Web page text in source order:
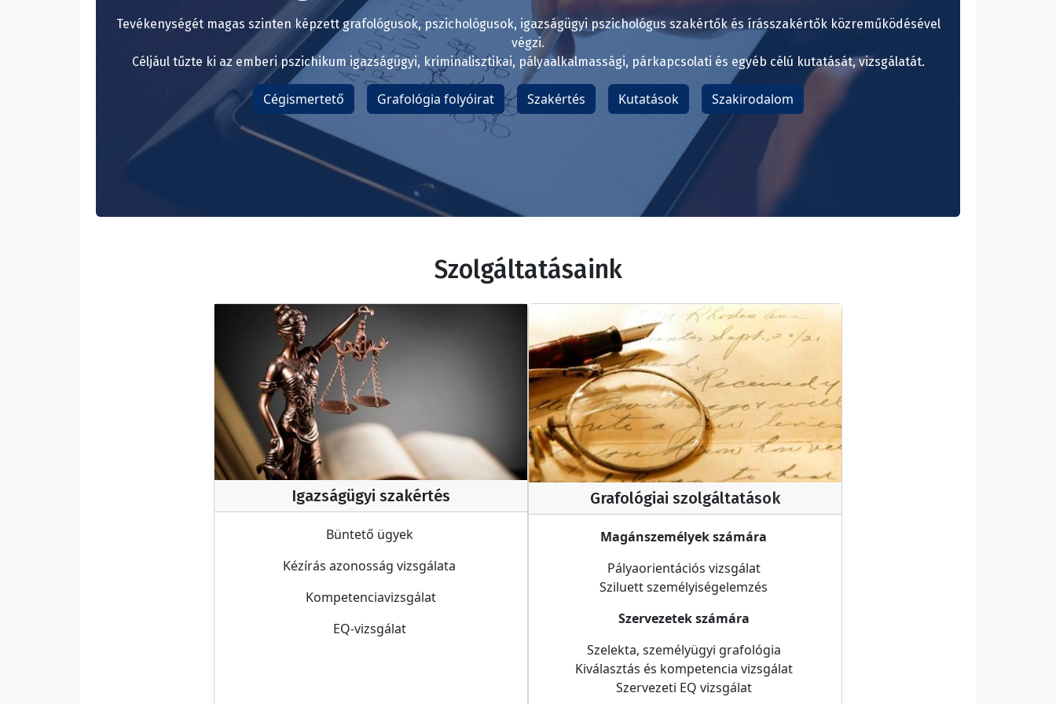
Tevékenységét magas szinten képzett grafológusok, pszichológusok, igazságügyi pszichológus szakértők és írásszakértők közreműködésével
végzi.
Céljául tűzte ki az emberi pszichikum igazságügyi, kriminalisztikai, pályaalkalmassági, párkapcsolati és egyéb célú kutatását, vizsgálatát.
Cégismertető Grafológia folyóirat Szakértés Kutatások Szakirodalom
Szolgáltatásaink
Igazságügyi szakértés
Büntető ügyek
Kézírás azonosság vizsgálata
Kompetenciavizsgálat
EQ-vizsgálat
Grafológiai szolgáltatások
Magánszemélyek számára
Pályaorientációs vizsgálat
Sziluett személyiségelemzés
Szervezetek számára
Szelekta, személyügyi grafológia
Kiválasztás és kompetencia vizsgálat
Szervezeti EQ vizsgálat